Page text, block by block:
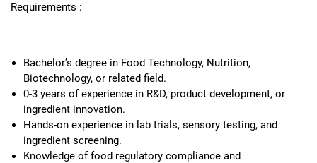
Requirements :
Bachelor’s degree in Food Technology, Nutrition,
Biotechnology, or related field.
0-3 years of experience in R&D, product development, or
ingredient innovation.
Hands-on experience in lab trials, sensory testing, and
ingredient screening.
Knowledge of food regulatory compliance and